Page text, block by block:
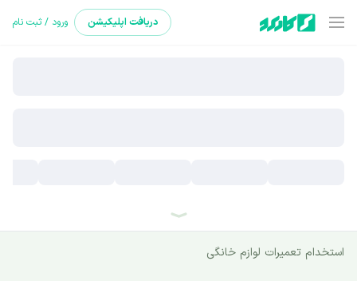
دریافت اپلیکیشن ورود / ثبت نام
استخدام تعمیرات لوازم خانگی